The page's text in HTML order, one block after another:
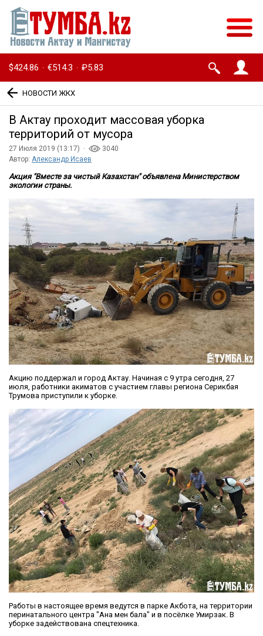
$424.86 · €514.3 · ₽5.83
НОВОСТИ ЖКХ
В Актау проходит массовая уборка
территорий от мусора
27 Июля 2019 (13:17) ·
3040
Автор: Александр Исаев
Акция "Вместе за чистый Казахстан" объявлена Министерством
экологии страны.
Акцию поддержал и город Актау. Начиная с 9 утра сегодня, 27
июля, работники акиматов с участием главы региона Серикбая
Трумова приступили к уборке.
Работы в настоящее время ведутся в парке Акбота, на территории
перинатального центра "Ана мен бала" и в посёлке Умирзак. В
уборке задействована спецтехника.